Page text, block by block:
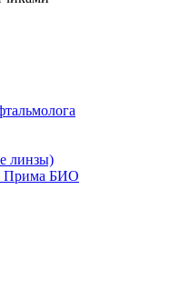
линзы)
Прима БИО